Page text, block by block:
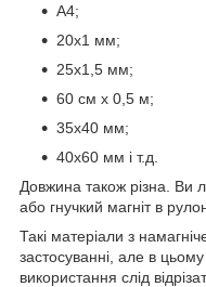
А4;
20х1 мм;
25х1,5 мм;
60 см х 0,5 м;
35х40 мм;
40х60 мм і т.д.
Довжина також різна. Ви
або гнучкий магніт в
Такі матеріали з
застосуванні, але в
використання слід